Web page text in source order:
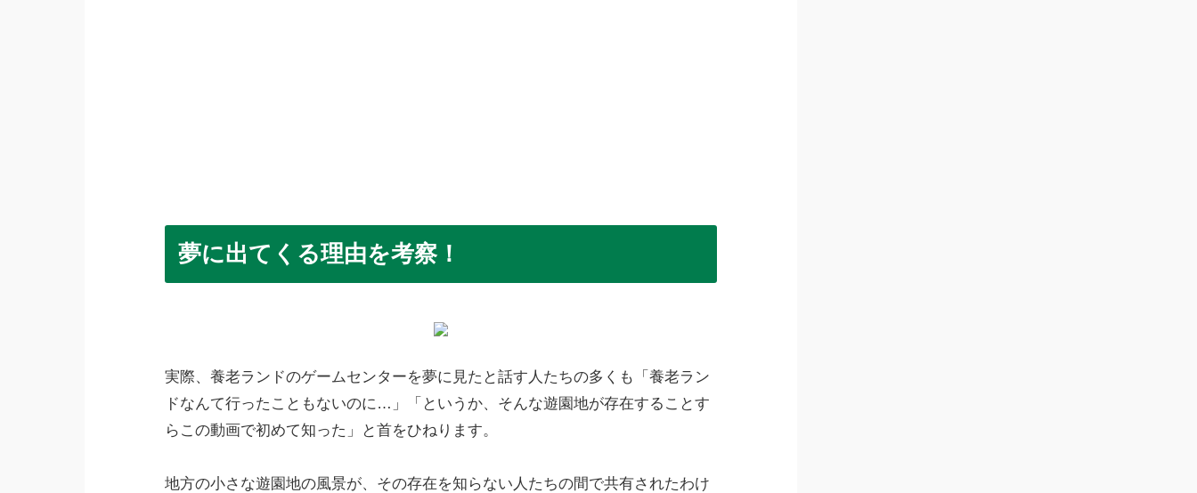
夢に出てくる理由を考察！
実際、養老ランドのゲームセンターを夢に見たと話す人たちの多くも「養老ラン
ドなんて行ったこともないのに…」「というか、そんな遊園地が存在することす
らこの動画で初めて知った」と首をひねります。
地方の小さな遊園地の風景が、その存在を知らない人たちの間で共有されたわけ